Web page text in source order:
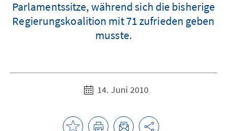
Parlamentssitze, während sich die bisherige
Regierungskoalition mit 71 zufrieden geben
musste.
14. Juni 2010